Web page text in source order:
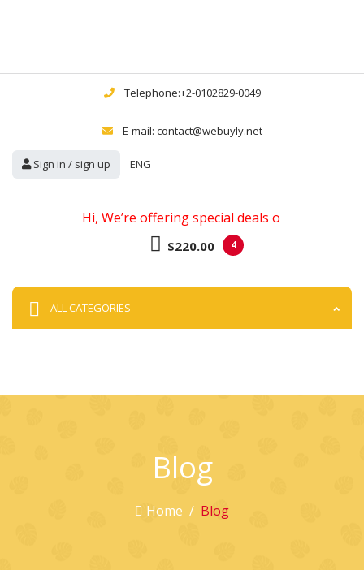
Telephone:+2-0102829-0049
E-mail: contact@webuyly.net
Sign in / sign up ENG
Hi, We’re offering special deals on w
4
$220.00
ALL CATEGORIES
Blog
Home Blog